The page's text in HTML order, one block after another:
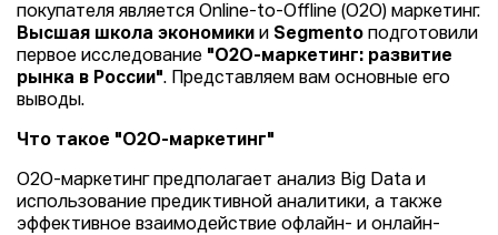
покупателя является Оnline-to-Offline (О2О) маркетинг.
Высшая школа экономики и Segmento подготовили
первое исследование "О2О-маркетинг: развитие
рынка в России". Представляем вам основные его
выводы.
Что такое "О2О-маркетинг"
О2О-маркетинг предполагает анализ Big Data и
использование предиктивной аналитики, а также
эффективное взаимодействие офлайн- и онлайн-